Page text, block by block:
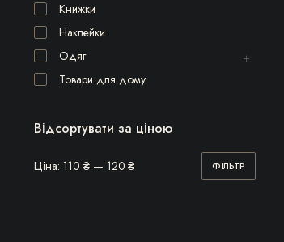
Книжки
Наклейки
Одяг
Товари для дому
Відсортувати за ціною
ФІЛЬТР
Ціна: 110 ₴— 120 ₴